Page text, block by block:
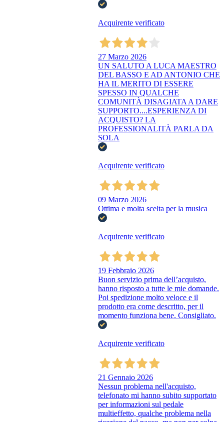
Acquirente verificato
27 Marzo 2026
UN SALUTO A LUCA MAESTRO
DEL BASSO E AD ANTONIO CHE
HA IL MERITO DI ESSERE
SPESSO IN QUALCHE
COMUNITÀ DISAGIATA A DARE
SUPPORTO....ESPERIENZA DI
ACQUISTO? LA
PROFESSIONALITÀ PARLA DA
SOLA
Acquirente verificato
09 Marzo 2026
Ottima e molta scelta per la musica
Acquirente verificato
19 Febbraio 2026
Buon servizio prima dell’acquisto,
hanno risposto a tutte le mie domande.
Poi spedizione molto veloce e il
prodotto era come descritto, per il
momento funziona bene. Consigliato.
Acquirente verificato
21 Gennaio 2026
Nessun problema nell'acquisto,
telefonato mi hanno subito supportato
per informazioni sul pedale
multieffetto, qualche problema nella